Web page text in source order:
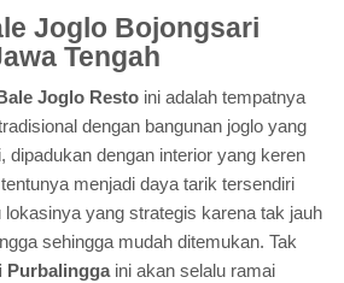
Joglo Bojongsari
Tengah
Joglo Resto ini adalah tempatnya
dengan bangunan joglo yang
dipadukan dengan interior yang keren
menjadi daya tarik tersendiri
lokasinya yang strategis karena tak jauh
sehingga mudah ditemukan. Tak
Purbalinggaini akan selalu ramai